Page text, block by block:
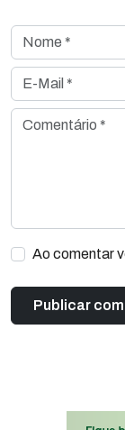
Nome *
E-Mail *
Comentário *
Ao comentar